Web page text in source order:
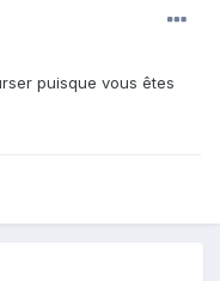
puisque vous êtes